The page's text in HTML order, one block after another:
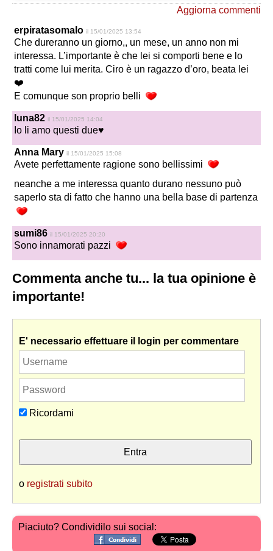
Aggiorna commenti
erpiratasomalo il 15/01/2025 13:54
Che dureranno un giorno,, un mese, un anno non mi
interessa. L’importante è che lei si comporti bene e lo
tratti come lui merita. Ciro è un ragazzo d’oro, beata lei
❤️
E comunque son proprio belli
luna82 il 15/01/2025 14:04
Io li amo questi due♥️
Anna Mary il 15/01/2025 15:08
Avete perfettamente ragione sono bellissimi
neanche a me interessa quanto durano nessuno può
saperlo sta di fatto che hanno una bella base di partenza
sumi86 il 15/01/2025 20:20
Sono innamorati pazzi
Commenta anche tu... la tua opinione è
importante!
E' necessario effettuare il login per commentare
Ricordami
o registrati subito
Piaciuto? Condividilo sui social: